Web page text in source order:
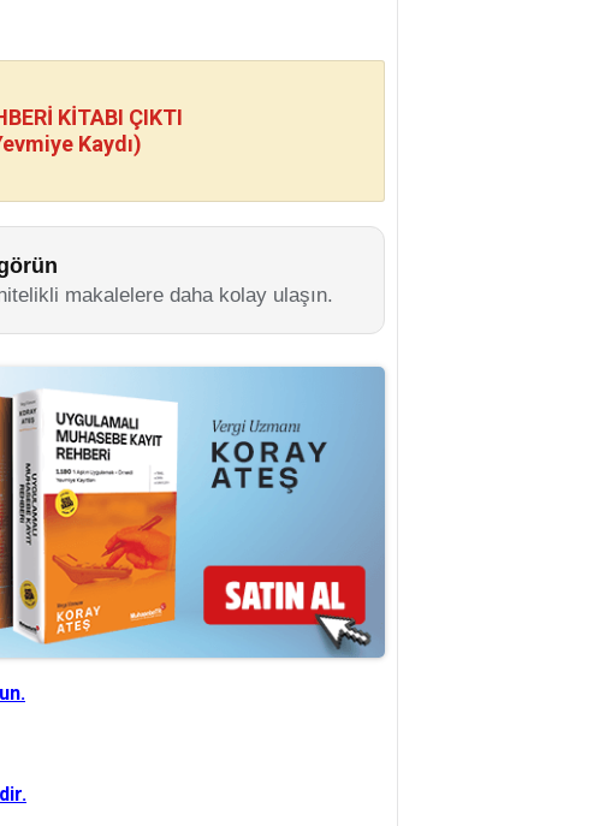
KİTABI ÇIKTI
Kaydı)
makalelere daha kolay ulaşın.